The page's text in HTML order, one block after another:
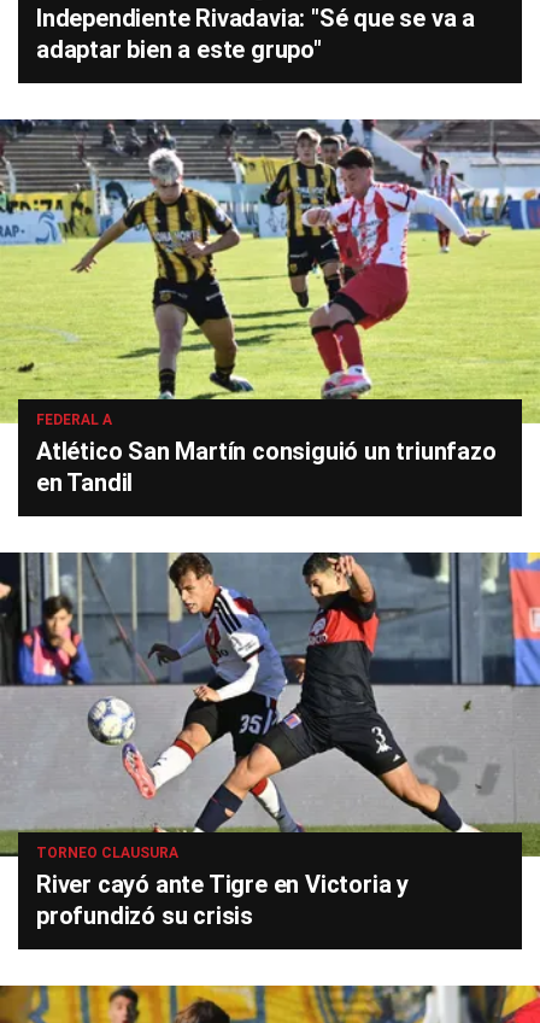
Independiente Rivadavia: "Sé que se va a
adaptar bien a este grupo"
FEDERAL A
Atlético San Martín consiguió un triunfazo
en Tandil
TORNEO CLAUSURA
River cayó ante Tigre en Victoria y
profundizó su crisis